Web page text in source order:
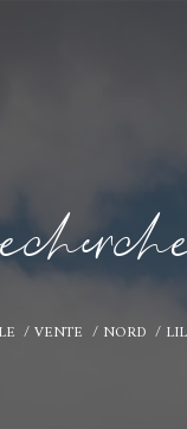
ecec
VENTE NORD